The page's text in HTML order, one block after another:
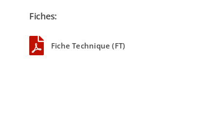
Fiches:
Fiche Technique (FT)